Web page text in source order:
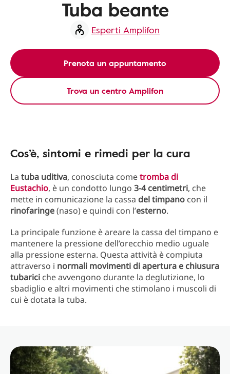
Tuba beante
Esperti Amplifon
Prenota un appuntamento
Trova un centro Amplifon
Cos’è, sintomi e rimedi per la cura
La tuba uditiva, conosciuta cometromba di
Eustachio, è un condotto lungo 3-4 centimetri, che
mette in comunicazione la cassa del timpano con il
rinofaringe(naso) e quindi con l’esterno.
La principale funzione è areare la cassa del timpano e
mantenere la pressione dell’orecchio medio uguale
alla pressione esterna. Questa attività è compiuta
attraverso i normali movimenti di apertura e chiusura
tubarici che avvengono durante la deglutizione, lo
sbadiglio e altri movimenti che stimolano i muscoli di
cui è dotata la tuba.